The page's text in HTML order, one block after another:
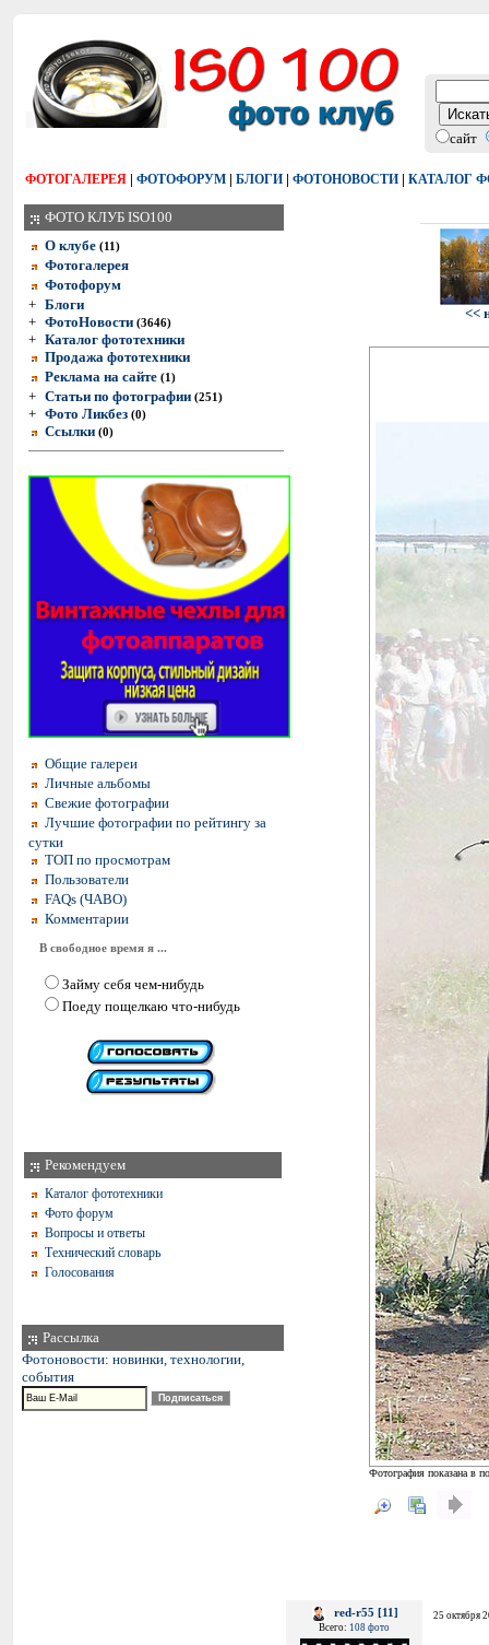
сайт
ФОТОГАЛЕРЕЯ | ФОТОФОРУМ | БЛОГИ | ФОТОНОВОСТИ | КАТАЛОГ
ФОТО КЛУБ ISO100
О клубе (11)
Фотогалерея
Фотофорум
+ Блоги
+ ФотоНовости (3646)
+ Каталог фототехники
Продажа фототехники
Реклама на сайте (1)
+ Статьи по фотографии (251)
+ Фото Ликбез (0)
Ссылки (0)
Общие галереи
Личные альбомы
Свежие фотографии
Лучшие фотографии по рейтингу за
сутки
ТОП по просмотрам
Пользователи
FAQs (ЧАВО)
Комментарии
В свободное время я ...
Займу себя чем-нибудь
Поеду пощелкаю что-нибудь
Рекомендуем
Каталог фототехники
Фото форум
Вопросы и ответы
Технический словарь
Голосования
Рассылка
Фотоновости: новинки, технологии,
события
<<
Фотография показана в
red-r55 [11]
Всего: 108 фото
25 октября